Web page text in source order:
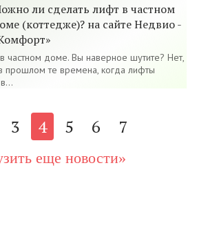
ли сделать лифт в частном
(коттедже)? на сайте Недвио -
частном доме. Вы наверное шутите? Нет,
прошлом те времена, когда лифты
3 4 5 6 7
еще новости»